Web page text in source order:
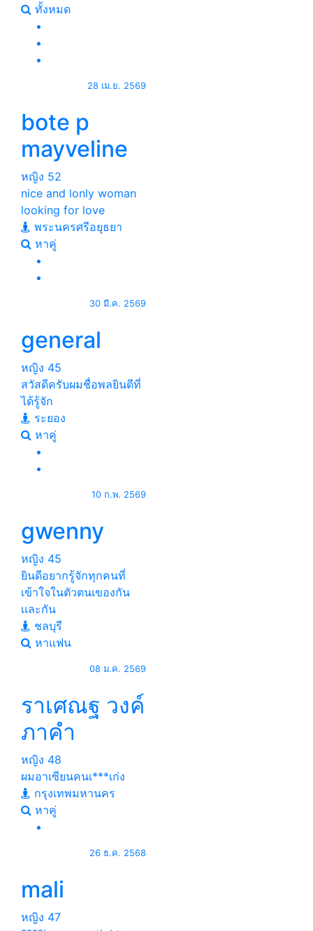
ทั้งหมด
28 เม.ย. 2569
bote p
mayveline
หญิง 52
nice and lonly woman
looking for love
พระนครศรีอยุธยา
หาคู่
30 มี.ค. 2569
general
หญิง 45
สวัสดีครับผมชื่อพลยินดีที่
ได้รู้จัก
ระยอง
หาคู่
10 ก.พ. 2569
gwenny
หญิง 45
ยินดีอยากรู้จักทุกคนที่
เข้าใจในตัวตนเของกัน
เเละกัน
ชลบุรี
หาแฟน
08 ม.ค. 2569
ราเศณฐ วงค์
ภาคํา
หญิง 48
ผมอาเซียนคนเ***เก่ง
กรุงเทพมหานคร
หาคู่
26 ธ.ค. 2568
mali
หญิง 47